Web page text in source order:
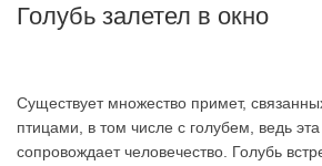
Голубь залетел в окно
Существует множество примет,
птицами, в том числе с голубем, ведь
сопровождает человечество. Голубь